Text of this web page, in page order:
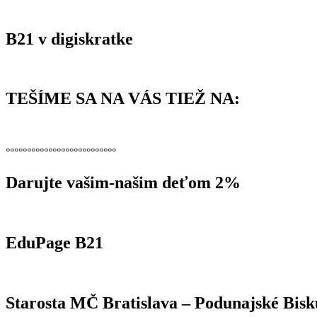
B21 v digiskratke
TEŠÍME SA NA VÁS TIEŽ NA:
°°°°°°°°°°°°°°°°°°°°°°°°°°
Darujte vašim-našim deťom 2%
EduPage B21
Starosta MČ Bratislava – Podunajské